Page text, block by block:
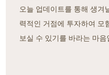
오늘 업데이트를 통해 생겨
력적인 거점에 투자하여 모
보실 수 있기를 바라는 마음